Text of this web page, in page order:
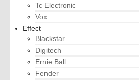
Tc Electronic
Vox
Effect
Blackstar
Digitech
Ernie Ball
Fender